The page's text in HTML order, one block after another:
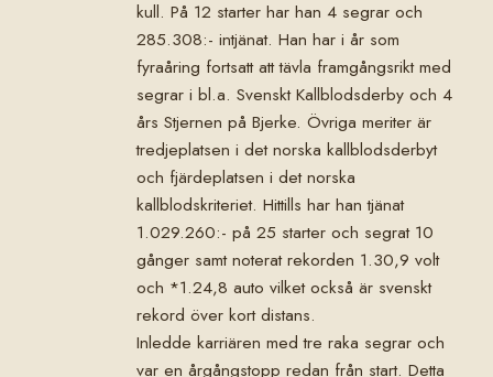
kull. På 12 starter har han 4 segrar och
285.308:- intjänat. Han har i år som
fyraåring fortsatt att tävla framgångsrikt med
segrar i bl.a. Svenskt Kallblodsderby och 4
års Stjernen på Bjerke. Övriga meriter är
tredjeplatsen i det norska kallblodsderbyt
och fjärdeplatsen i det norska
kallblodskriteriet. Hittills har han tjänat
1.029.260:- på 25 starter och segrat 10
gånger samt noterat rekorden 1.30,9 volt
och *1.24,8 auto vilket också är svenskt
rekord över kort distans.
Inledde karriären med tre raka segrar och
var en årgångstopp redan från start. Detta